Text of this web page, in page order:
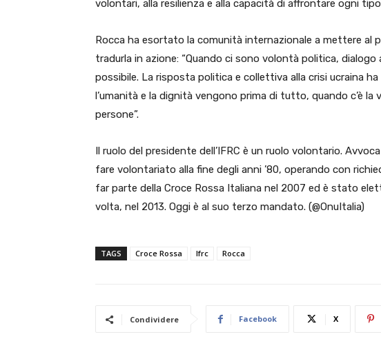
volontari, alla resilienza e alla capacità di affrontare ogni tipo
Rocca ha esortato la comunità internazionale a mettere al
tradurla in azione: “Quando ci sono volontà politica,
possibile. La risposta politica e collettiva alla crisi ucraina
l’umanità e la dignità vengono prima di tutto, quando c’è
persone”.
Il ruolo del presidente dell’IFRC è un ruolo volontario.
fare volontariato alla fine degli anni ’80, operando con
far parte della Croce Rossa Italiana nel 2007 ed è stato
volta, nel 2013. Oggi è al suo terzo mandato. (@OnuItalia)
TAGS Croce Rossa Ifrc Rocca
Condividere Facebook X